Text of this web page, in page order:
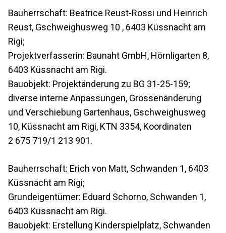
Bauherrschaft: Beatrice Reust-Rossi und Heinrich
Reust, Gschweighusweg 10 , 6403 Küssnacht am
Rigi;
Projektverfasserin: Baunaht GmbH, Hörnligarten 8,
6403 Küssnacht am Rigi.
Bauobjekt: Projektänderung zu BG 31-25-159;
diverse interne Anpassungen, Grössenänderung
und Verschiebung Gartenhaus, Gschweighusweg
10, Küssnacht am Rigi, KTN 3354, Koordinaten
2 675 719/1 213 901.
Bauherrschaft: Erich von Matt, Schwanden 1, 6403
Küssnacht am Rigi;
Grundeigentümer: Eduard Schorno, Schwanden 1,
6403 Küssnacht am Rigi.
Bauobjekt: Erstellung Kinderspielplatz, Schwanden